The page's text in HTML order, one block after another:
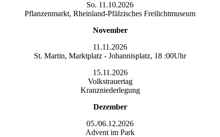
So. 11.10.2026
Pflanzenmarkt, Rheinland-Pfälzisches Freilichtmuseum
November
11.11.2026
St. Martin, Marktplatz - Johannisplatz, 18 :00Uhr
15.11.2026
Volkstrauertag
Kranzniederlegung
Dezember
05./06.12.2026
Advent im Park